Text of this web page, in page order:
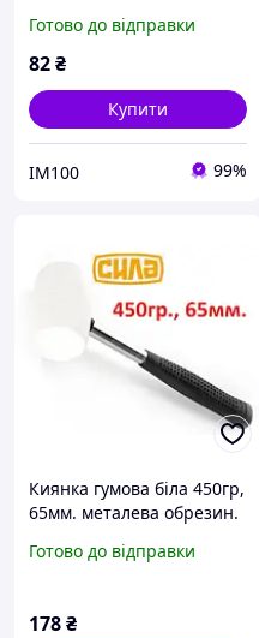
320170 (Код3018)
Готово до відправки
82₴
Купити
IM100 99%
Киянка гумова біла 450гр,
65мм. металева обрезин.
(Код3020)
Готово до відправки
178₴